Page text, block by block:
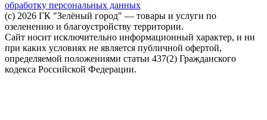
обработку персональных данных
(c) 2026 ГК "Зелёный город" — товары и услуги по
озеленению и благоустройству территории.
Сайт носит исключительно информационный характер, и ни
при каких условиях не является публичной офертой,
определяемой положениями статьи 437(2) Гражданского
кодекса Российской Федерации.